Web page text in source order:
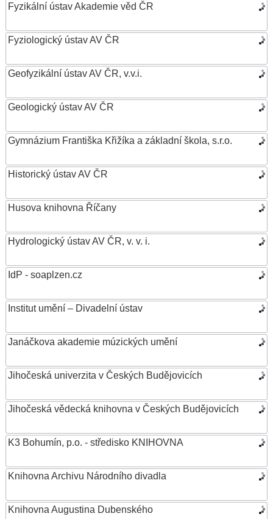
Fyzikální ústav Akademie věd ČR
Fyziologický ústav AV ČR
Geofyzikální ústav AV ČR, v.v.i.
Geologický ústav AV ČR
Gymnázium Františka Křižíka a základní škola, s.r.o.
Historický ústav AV ČR
Husova knihovna Říčany
Hydrologický ústav AV ČR, v. v. i.
IdP - soaplzen.cz
Institut umění – Divadelní ústav
Janáčkova akademie múzických umění
Jihočeská univerzita v Českých Budějovicích
Jihočeská vědecká knihovna v Českých Budějovicích
K3 Bohumín, p.o. - středisko KNIHOVNA
Knihovna Archivu Národního divadla
Knihovna Augustina Dubenského